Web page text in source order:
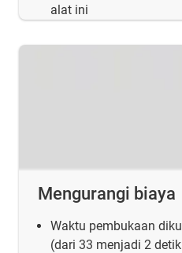
alat ini
Mengurangi biaya
Waktu pembukaan
(dari 33 menjadi 2